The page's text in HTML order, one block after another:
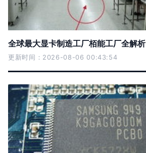
全球最大显卡制造工厂栢能工厂全解析
更新时间：2026-08-06 00:43:54